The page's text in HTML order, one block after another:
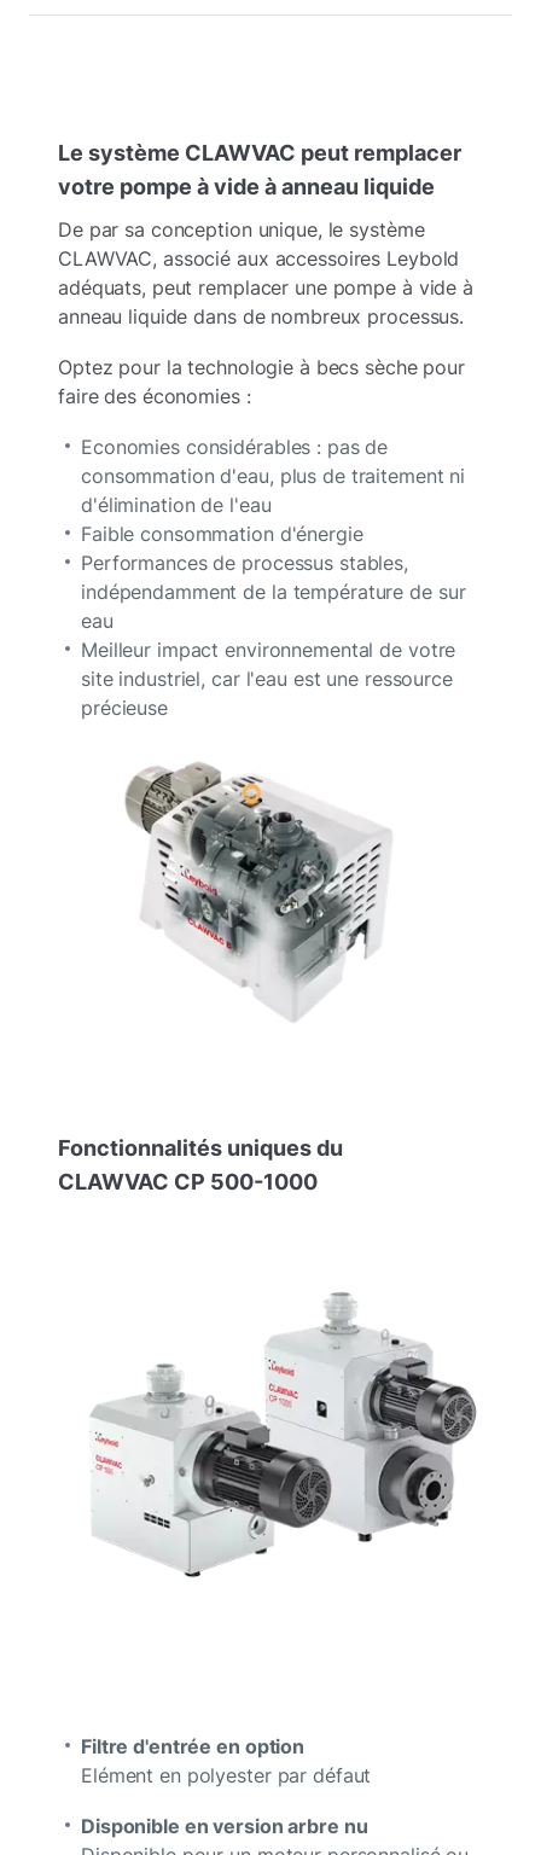
Le système CLAWVAC peut remplacer
votre pompe à vide à anneau liquide
De par sa conception unique, le système
CLAWVAC, associé aux accessoires Leybold
adéquats, peut remplacer une pompe à vide à
anneau liquide dans de nombreux processus.
Optez pour la technologie à becs sèche pour
faire des économies :
Economies considérables : pas de
consommation d'eau, plus de traitement ni
d'élimination de l'eau
Faible consommation d'énergie
Performances de processus stables,
indépendamment de la température de sur
eau
Meilleur impact environnemental de votre
site industriel, car l'eau est une ressource
précieuse
Fonctionnalités uniques du
CLAWVAC CP 500-1000
Filtre d'entrée en option
Elément en polyester par défaut
Disponible en version arbre nu